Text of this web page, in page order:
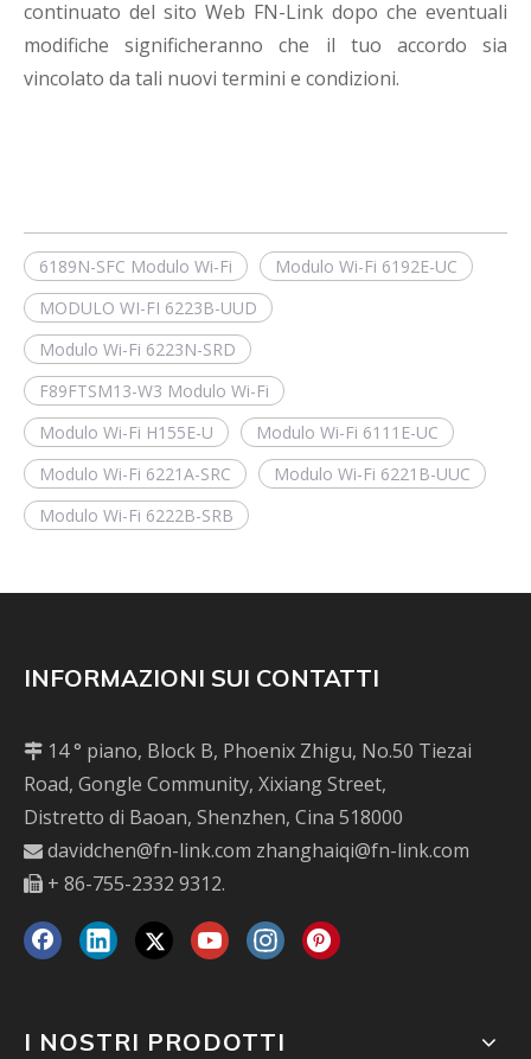
continuato del sito Web FN-Link dopo che eventuali
modifiche significheranno che il tuo accordo sia
vincolato da tali nuovi termini e condizioni.
6189N-SFC Modulo Wi-Fi
Modulo Wi-Fi 6192E-UC
MODULO WI-FI 6223B-UUD
Modulo Wi-Fi 6223N-SRD
F89FTSM13-W3 Modulo Wi-Fi
Modulo Wi-Fi H155E-U
Modulo Wi-Fi 6111E-UC
Modulo Wi-Fi 6221A-SRC
Modulo Wi-Fi 6221B-UUC
Modulo Wi-Fi 6222B-SRB
INFORMAZIONI SUI CONTATTI
 14 ° piano, Block B, Phoenix Zhigu, No.50 Tiezai
Road, Gongle Community, Xixiang Street,
Distretto di Baoan, Shenzhen, Cina 518000
 davidchen@fn-link.com zhanghaiqi@fn-link.com
 + 86-755-2332 9312.
I NOSTRI PRODOTTI